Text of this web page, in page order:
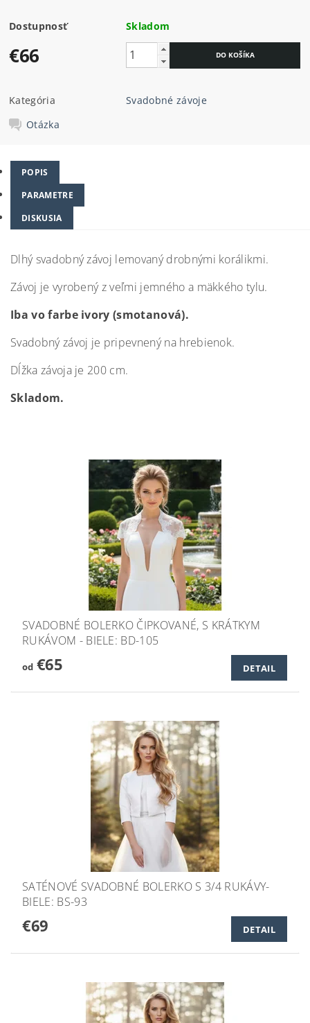
Dostupnosť Skladom
€66
Kategória
Svadobné závoje
Otázka
POPIS
PARAMETRE
DISKUSIA
Dlhý svadobný závoj lemovaný drobnými korálikmi.
Závoj je vyrobený z veľmi jemného a mäkkého tylu.
Iba vo farbe ivory (smotanová).
Svadobný závoj je pripevnený na hrebienok.
Dĺžka závoja je 200 cm.
Skladom.
SVADOBNÉ BOLERKO ČIPKOVANÉ, S KRÁTKYM
RUKÁVOM - BIELE: BD-105
od€65 DETAIL
SATÉNOVÉ SVADOBNÉ BOLERKO S 3/4 RUKÁVY-
BIELE: BS-93
€69 DETAIL